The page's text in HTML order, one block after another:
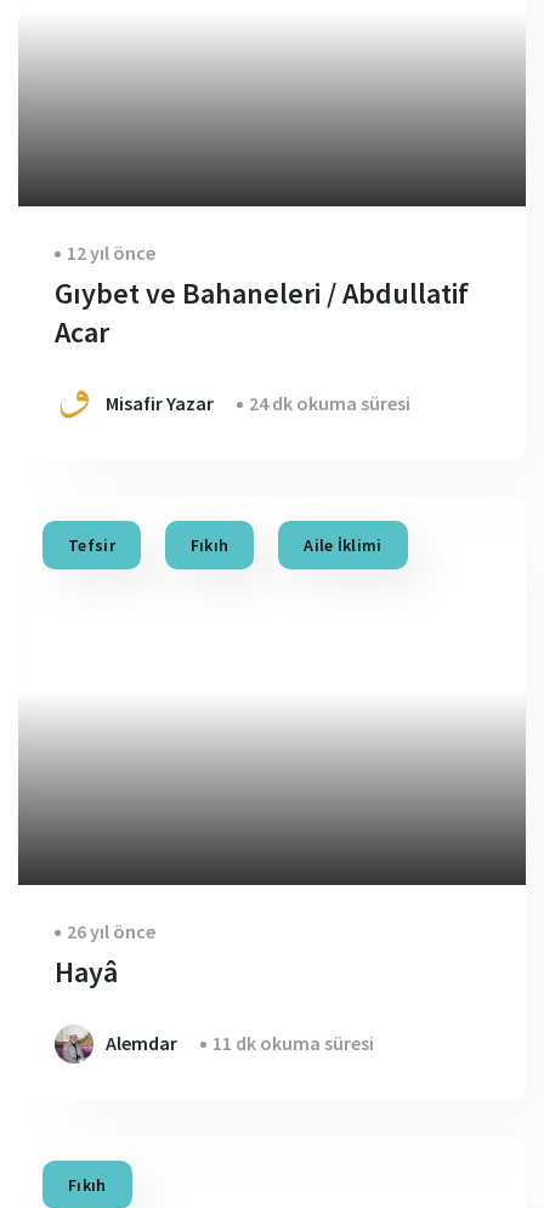
12 yıl önce
Gıybet ve Bahaneleri / Abdullatif
Acar
Misafir Yazar 24 dk okuma süresi
Tefsir Fıkıh Aile İklimi
26 yıl önce
Hayâ
Alemdar 11 dk okuma süresi
Fıkıh